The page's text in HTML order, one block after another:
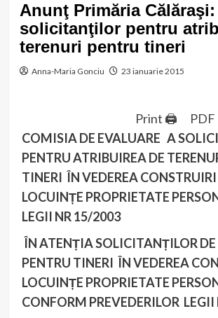
Anunţ Primăria
solicitanţilor pentru
terenuri pentru tineri
Anna-Maria Gonciu 23 ianuarie 2015
Print 🖨 PDF
COMISIA DE EVALUARE A
PENTRU ATRIBUIREA DE
TINERI ÎN VEDEREA
LOCUINȚE PROPRIETATE
LEGII NR 15/2003
ÎN ATENȚIA SOLICITANȚILOR DE
PENTRU TINERI ÎN VEDEREA
LOCUINȚE PROPRIETATE
CONFORM PREVEDERILOR